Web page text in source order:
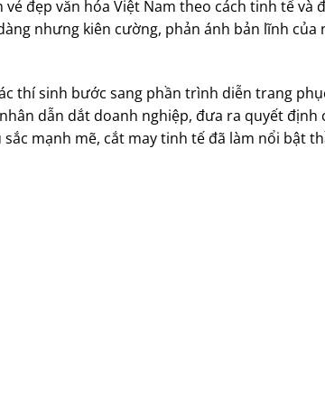
đẹp văn hóa Việt Nam theo cách tinh tế và
nhưng kiên cường, phản ánh bản lĩnh
thí sinh bước sang phần trình diễn trang
dẫn dắt doanh nghiệp, đưa ra quyết định
mạnh mẽ, cắt may tinh tế đã làm nổi bật